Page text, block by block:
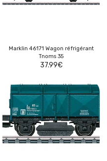
Marklin 46171 Wagon réfrigérant
Tnoms 35
37.99€